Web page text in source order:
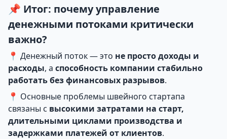
📌 Итог: почему управление
денежными потоками критически
важно?
📍 Денежный поток — это не просто доходы и
расходы, а способность компании стабильно
работать без финансовых разрывов.
📍 Основные проблемы швейного стартапа
связаны с высокими затратами на старт,
длительными циклами производства и
задержками платежей от клиентов.